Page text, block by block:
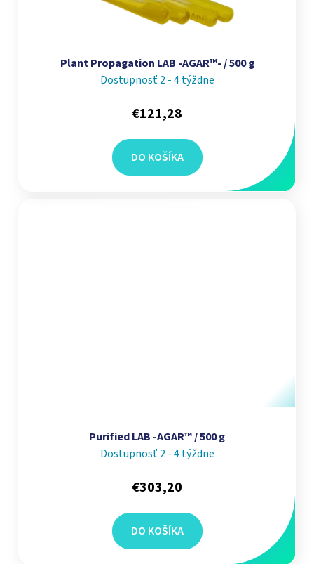
Plant Propagation LAB -AGAR™- / 500 g
Dostupnosť 2 - 4 týždne
€121,28
DO KOŠÍKA
Purified LAB -AGAR™ / 500 g
Dostupnosť 2 - 4 týždne
€303,20
DO KOŠÍKA